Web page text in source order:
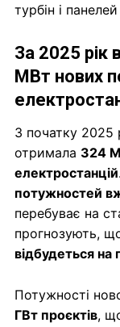
турбін і
За 2025 рік
МВт нових
З початку 2025
отримала 324
електростанцій
потужностей
перебуває на
прогнозують,
відбудеться
Потужності
ГВт проєктів,